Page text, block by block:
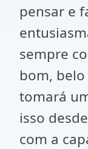
pensar e
sempre
bom,
tomará
isso
com a